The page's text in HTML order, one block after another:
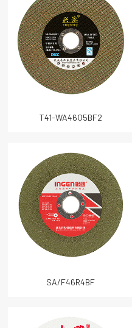
T41-WA46Q5BF2
SA/F46R4BF
抛光轮系列
抛光膏系列
纸箱外包装